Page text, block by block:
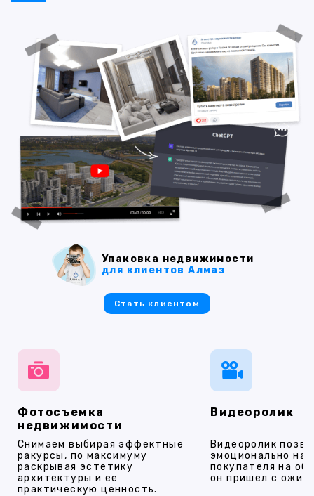
Фотосъемка
недвижимости
Снимаем выбирая эффектные
ракурсы, по максимуму
раскрывая эстетику
архитектуры и ее
практическую ценность.
Видеоролик
Видеоролик
эмоционально
покупателя на
он пришел с
Упаковка недвижимости
для клиентов Алмаз
Стать клиентом